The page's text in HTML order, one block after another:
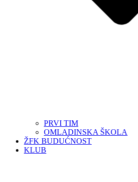
PRVI TIM
OMLADINSKA ŠKOLA
ŽFK BUDUĆNOST
KLUB